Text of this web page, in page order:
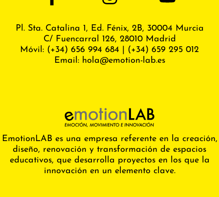
EmotionLAB es una empresa referente en la creación,
diseño, renovación y transformación de espacios
educativos, que desarrolla proyectos en los que la
innovación en un elemento clave.
Pl. Sta. Catalina 1, Ed. Fénix, 2B, 30004 Murcia
C/ Fuencarral 126, 28010 Madrid
Móvil: (+34) 656 994 684
(+34) 659 295 012
Email: hola@emotion-lab.es